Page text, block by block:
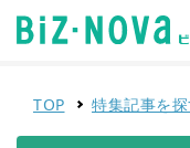
TOP 特集記事を探